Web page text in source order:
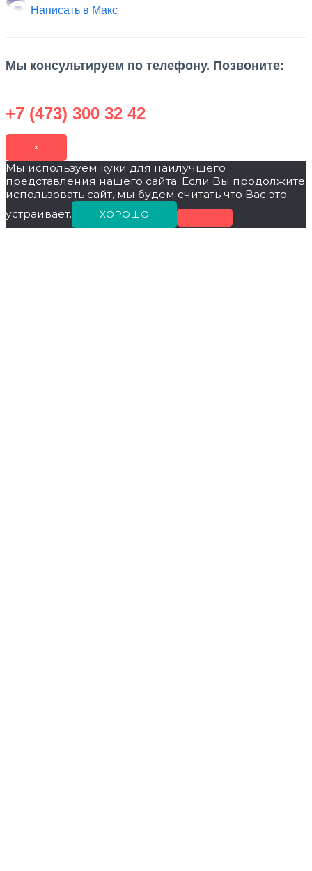
Написать в Макс
Мы консультируем по телефону. Позвоните:
+7 (473) 300 32 42
×
Мы используем куки для наилучшего
представления нашего сайта. Если Вы продолжите
использовать сайт, мы будем считать что Вас это
устраивает.
ХОРОШО